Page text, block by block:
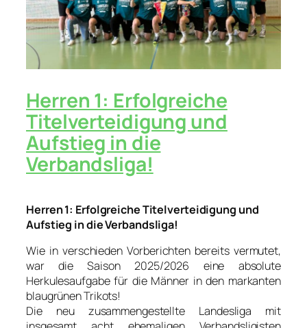
Herren 1: Erfolgreiche
Titelverteidigung und
Aufstieg in die
Verbandsliga!
Herren 1: Erfolgreiche Titelverteidigung und
Aufstieg in die Verbandsliga!
Wie in verschieden Vorberichten bereits vermutet,
war die Saison 2025/2026 eine absolute
Herkulesaufgabe für die Männer in den markanten
blaugrünen Trikots!
Die neu zusammengestellte Landesliga mit